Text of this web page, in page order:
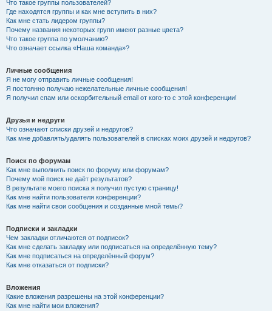
Что такое группы пользователей?
Где находятся группы и как мне вступить в них?
Как мне стать лидером группы?
Почему названия некоторых групп имеют разные цвета?
Что такое группа по умолчанию?
Что означает ссылка «Наша команда»?
Личные сообщения
Я не могу отправить личные сообщения!
Я постоянно получаю нежелательные личные сообщения!
Я получил спам или оскорбительный email от кого-то с этой конференции!
Друзья и недруги
Что означают списки друзей и недругов?
Как мне добавлять/удалять пользователей в списках моих друзей и недругов?
Поиск по форумам
Как мне выполнить поиск по форуму или форумам?
Почему мой поиск не даёт результатов?
В результате моего поиска я получил пустую страницу!
Как мне найти пользователя конференции?
Как мне найти свои сообщения и созданные мной темы?
Подписки и закладки
Чем закладки отличаются от подписок?
Как мне сделать закладку или подписаться на определённую тему?
Как мне подписаться на определённый форум?
Как мне отказаться от подписки?
Вложения
Какие вложения разрешены на этой конференции?
Как мне найти мои вложения?